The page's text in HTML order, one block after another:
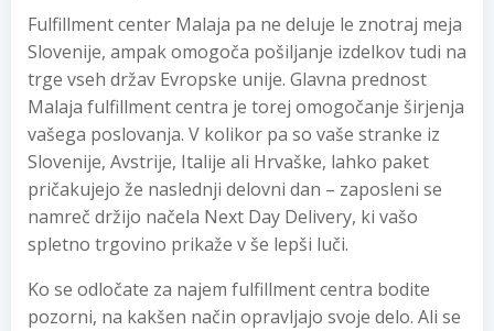
Fulfillment center Malaja pa ne deluje le znotraj meja
Slovenije, ampak omogoča pošiljanje izdelkov tudi na
trge vseh držav Evropske unije. Glavna prednost
Malaja fulfillment centra je torej omogočanje širjenja
vašega poslovanja. V kolikor pa so vaše stranke iz
Slovenije, Avstrije, Italije ali Hrvaške, lahko paket
pričakujejo že naslednji delovni dan – zaposleni se
namreč držijo načela Next Day Delivery, ki vašo
spletno trgovino prikaže v še lepši luči.
Ko se odločate za najem fulfillment centra bodite
pozorni, na kakšen način opravljajo svoje delo. Ali se